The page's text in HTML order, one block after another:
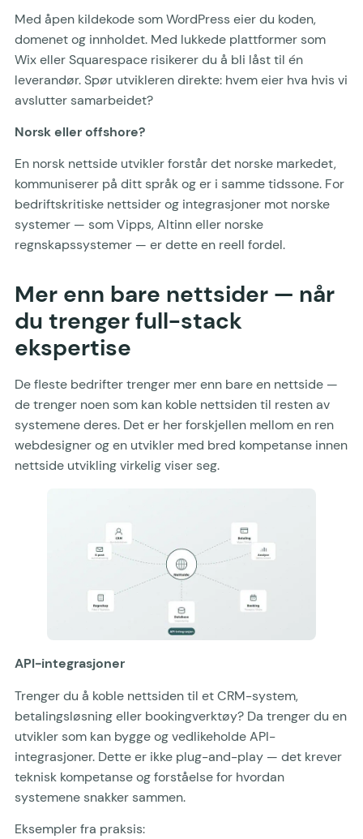
Med åpen kildekode som WordPress eier du koden,
domenet og innholdet. Med lukkede plattformer som
Wix eller Squarespace risikerer du å bli låst til én
leverandør. Spør utvikleren direkte: hvem eier hva hvis vi
avslutter samarbeidet?
Norsk eller offshore?
En norsk nettside utvikler forstår det norske markedet,
kommuniserer på ditt språk og er i samme tidssone. For
bedriftskritiske nettsider og integrasjoner mot norske
systemer — som Vipps, Altinn eller norske
regnskapssystemer — er dette en reell fordel.
Mer enn bare nettsider — når
du trenger full-stack
ekspertise
De fleste bedrifter trenger mer enn bare en nettside —
de trenger noen som kan koble nettsiden til resten av
systemene deres. Det er her forskjellen mellom en ren
webdesigner og en utvikler med bred kompetanse innen
nettside utvikling virkelig viser seg.
API-integrasjoner
Trenger du å koble nettsiden til et CRM-system,
betalingsløsning eller bookingverktøy? Da trenger du en
utvikler som kan bygge og vedlikeholde API-
integrasjoner. Dette er ikke plug-and-play — det krever
teknisk kompetanse og forståelse for hvordan
systemene snakker sammen.
Eksempler fra praksis: